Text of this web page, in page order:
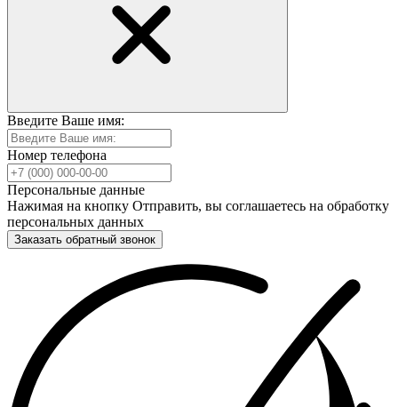
Введите Ваше имя:
Номер телефона
Персональные данные
Нажимая на кнопку Отправить, вы соглашаетесь на обработку
персональных данных
Заказать обратный звонок